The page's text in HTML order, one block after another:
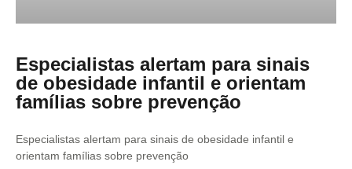
Especialistas alertam para sinais
de obesidade infantil e orientam
famílias sobre prevenção
Especialistas alertam para sinais de obesidade infantil e
orientam famílias sobre prevenção